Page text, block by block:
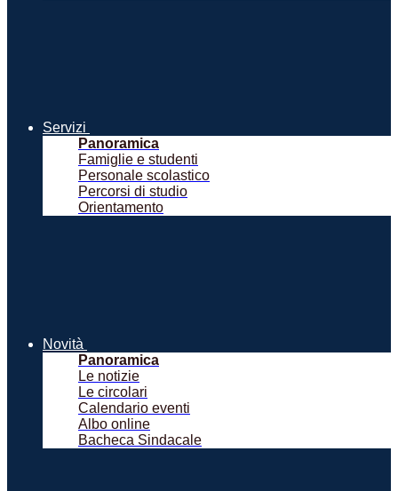
Servizi
Panoramica
Famiglie e studenti
Personale scolastico
Percorsi di studio
Orientamento
Novità
Panoramica
Le notizie
Le circolari
Calendario eventi
Albo online
Bacheca Sindacale